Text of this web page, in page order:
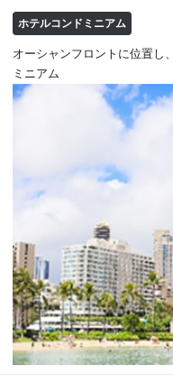
ホテルコンドミニアム
オーシャンフロントに位置し
ミニアム